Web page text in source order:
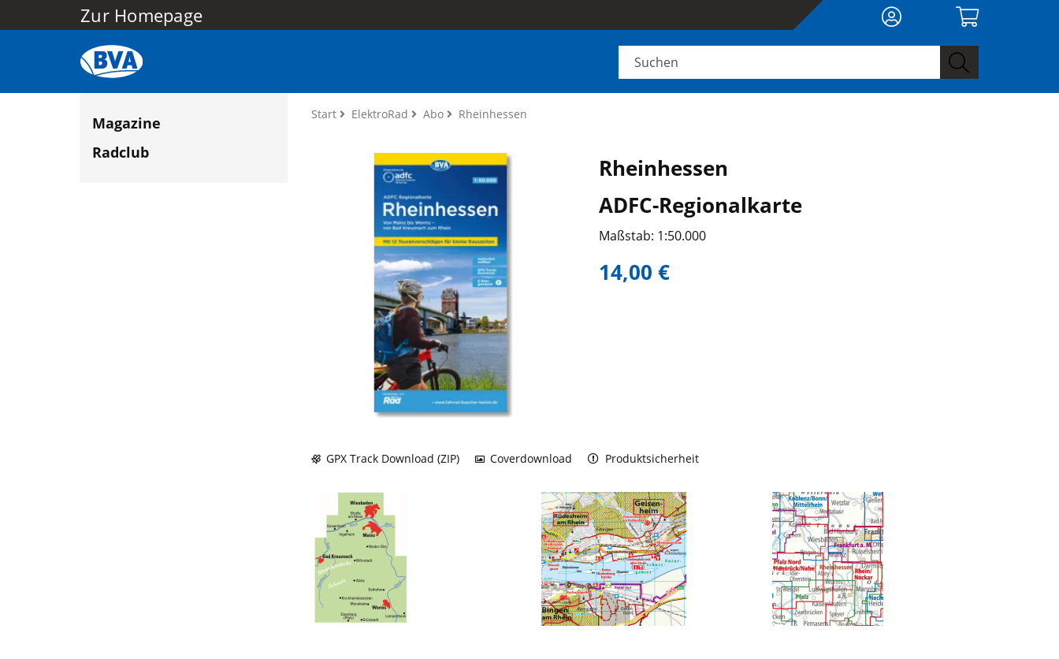
Zur Homepage
Magazine
Radclub
Start ElektroRad Abo Rheinhessen
Rheinhessen
ADFC-Regionalkarte
Maßstab: 1:50.000
14,00 €
GPX Track Download (ZIP) Coverdownload Produktsicherheit